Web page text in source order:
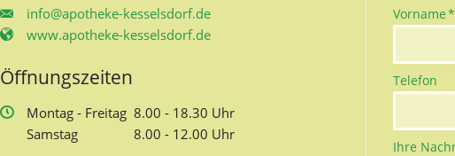
info@apotheke-kesselsdorf.de
www.apotheke-kesselsdorf.de
Öffnungszeiten
Montag - Freitag 8.00 - 18.30 Uhr
Samstag 8.00 - 12.00 Uhr
Pflichtfeld
Vorname*
Telefon
Ihre